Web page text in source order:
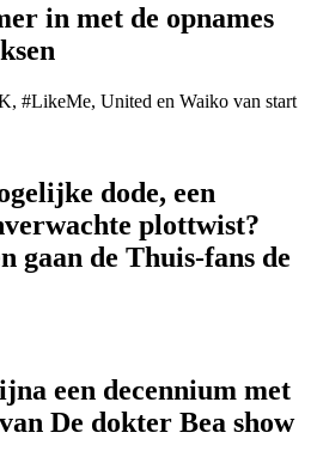
in met de opnames
#LikeMe, United en Waiko van start
dode, een
plottwist?
gaan de Thuis-fans de
een decennium met
De dokter Bea show